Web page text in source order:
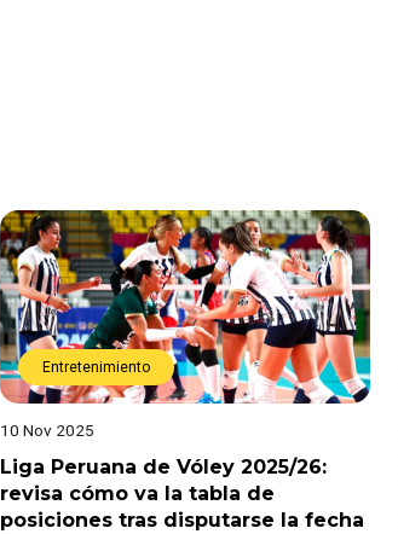
Entretenimiento
10 Nov 2025
Liga Peruana de Vóley 2025/26:
revisa cómo va la tabla de
posiciones tras disputarse la fecha